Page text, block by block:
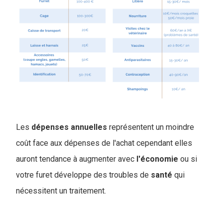
Les dépenses annuelles représentent un moindre
coût face aux dépenses de l'achat cependant elles
auront tendance à augmenter avec l'économie ou si
votre furet développe des troubles de santé qui
nécessitent un traitement.